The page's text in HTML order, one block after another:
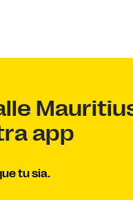
app
tu sia.